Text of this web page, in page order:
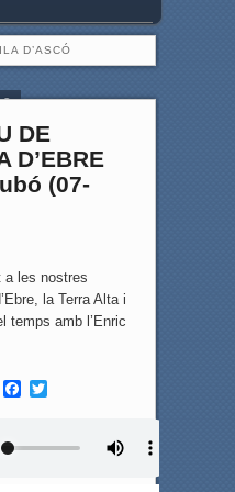
D’ASCÓ
3
DE
D’EBRE
(07-
a les nostres
la Terra Alta i
temps amb l’Enric
F
T